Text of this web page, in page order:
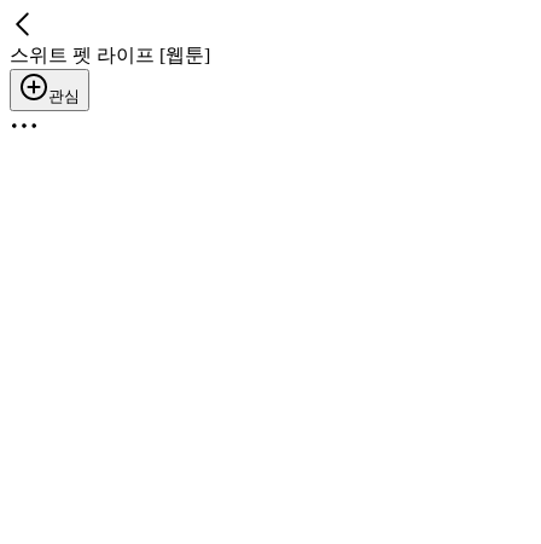
스위트 펫 라이프 [웹툰]
관심